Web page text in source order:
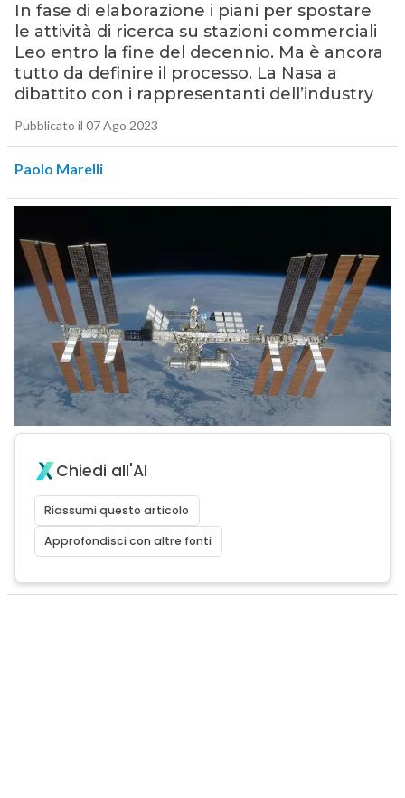
In fase di elaborazione i piani per spostare
le attività di ricerca su stazioni commerciali
Leo entro la fine del decennio. Ma è ancora
tutto da definire il processo. La Nasa a
dibattito con i rappresentanti dell’industry
Pubblicato il 07 Ago 2023
Paolo Marelli
Chiedi all'AI
Riassumi questo articolo
Approfondisci con altre fonti